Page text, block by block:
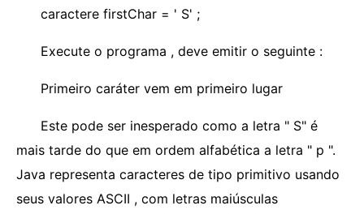
caractere firstChar = ' S' ;
Execute o programa , deve emitir o seguinte :
Primeiro caráter vem em primeiro lugar
Este pode ser inesperado como a letra " S" é
mais tarde do que em ordem alfabética a letra " p ".
Java representa caracteres de tipo primitivo usando
seus valores ASCII , com letras maiúsculas